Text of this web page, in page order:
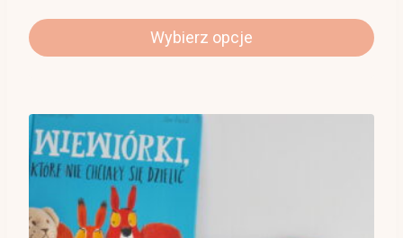
Wybierz opcje